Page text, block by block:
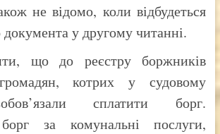
не відомо, коли відбудеться
документа у другому читанні.
що до реєстру боржників
котрих у судовому
сплатити борг.
за комунальні послуги,